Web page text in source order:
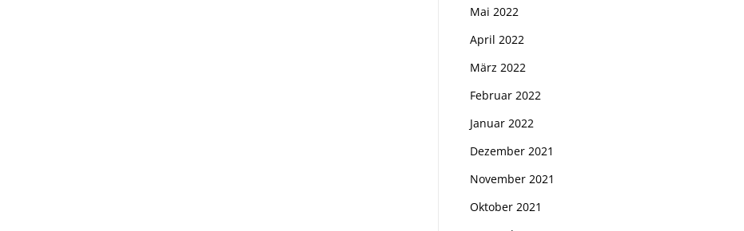
Mai 2022
April 2022
März 2022
Februar 2022
Januar 2022
Dezember 2021
November 2021
Oktober 2021